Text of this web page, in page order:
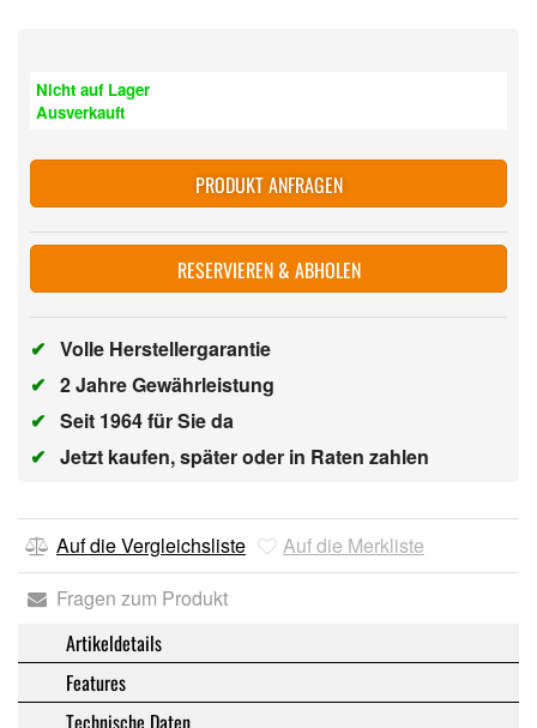
Nicht auf Lager
Ausverkauft
PRODUKT ANFRAGEN
RESERVIEREN & ABHOLEN
✔ Volle Herstellergarantie
✔ 2 Jahre Gewährleistung
✔ Seit 1964 für Sie da
✔ Jetzt kaufen, später oder in Raten zahlen
Auf die Vergleichsliste
Auf die Merkliste
Fragen zum Produkt
Artikeldetails
Features
Technische Daten